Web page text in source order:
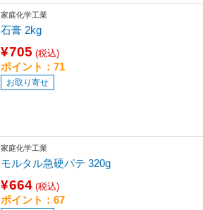
家庭化学工業
石膏 2kg
¥705 (税込)
ポイント：71
お取り寄せ
家庭化学工業
モルタル急硬パテ 320g
¥664 (税込)
ポイント：67